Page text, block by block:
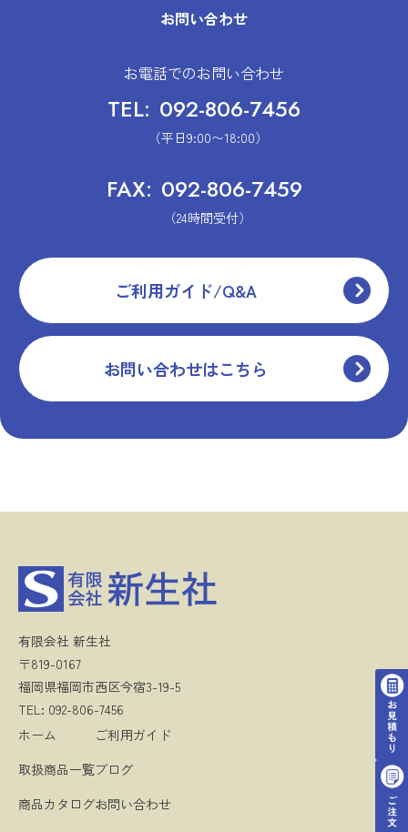
お問い合わせ
お電話でのお問い合わせ
TEL: 092-806-7456
（平日9:00〜18:00）
FAX: 092-806-7459
（24時間受付）
ご利用ガイド/Q&A
お問い合わせはこちら
有限会社 新生社
〒819-0167
福岡県福岡市西区今宿3-19-5
TEL: 092-806-7456
ホーム
取扱商品一覧
商品カタログ
ご利用ガイド
ブログ
お問い合わせ